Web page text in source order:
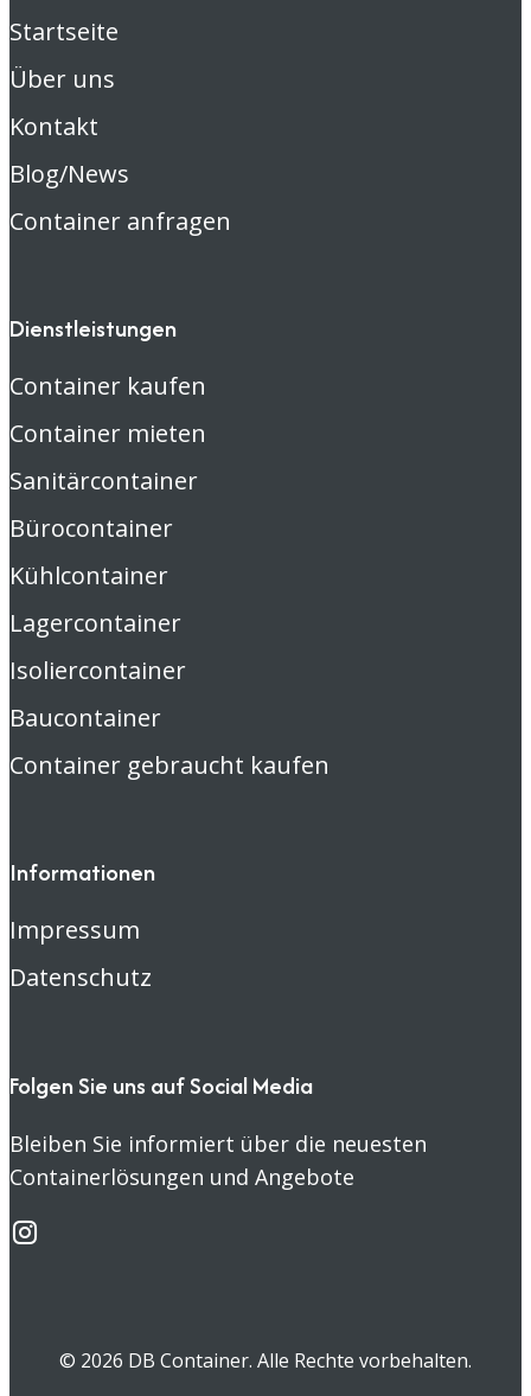
Startseite
Über uns
Kontakt
Blog/News
Container anfragen
Dienstleistungen
Container kaufen
Container mieten
Sanitärcontainer
Bürocontainer
Kühlcontainer
Lagercontainer
Isoliercontainer
Baucontainer
Container gebraucht kaufen
Informationen
Impressum
Datenschutz
Folgen Sie uns auf Social Media
Bleiben Sie informiert über die neuesten
Containerlösungen und Angebote
© 2026 DB Container. Alle Rechte vorbehalten.